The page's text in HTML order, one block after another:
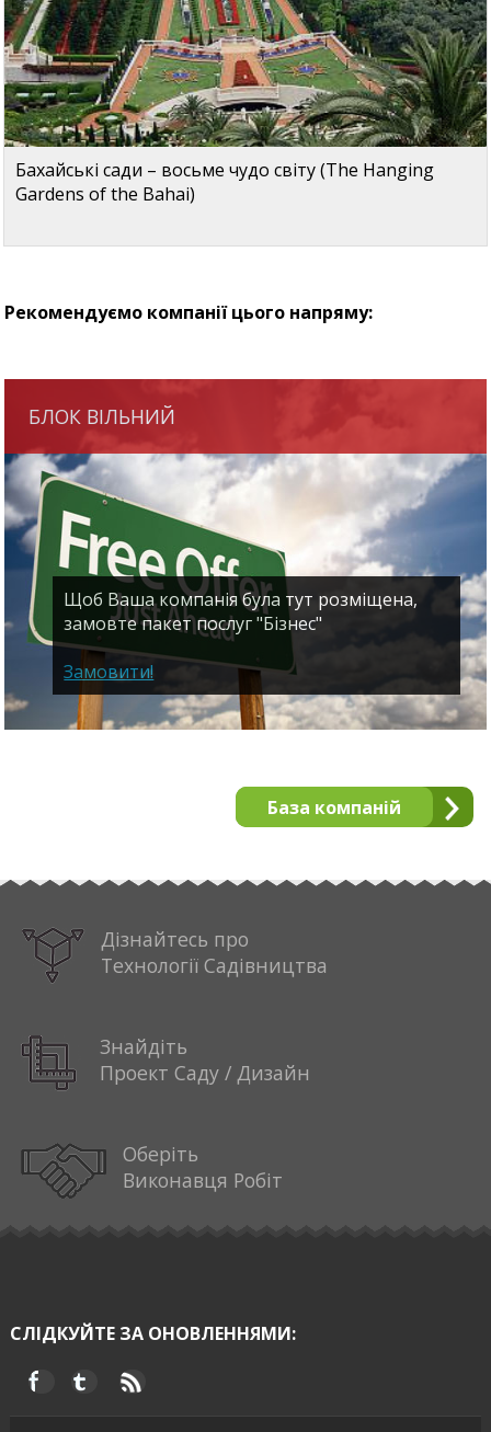
Бахайські сади – восьме чудо світу (The Hanging
Gardens of the Bahai)
Рекомендуємо компанії цього напряму:
БЛОК ВІЛЬНИЙ
Щоб Ваша компанія була тут розміщена,
замовте пакет послуг "Бізнес"
Замовити!
База компаній
Дізнайтесь про
Технології Садівництва
Знайдіть
Проект Саду / Дизайн
Оберіть
Виконавця Робіт
СЛІДКУЙТЕ ЗА ОНОВЛЕННЯМИ: